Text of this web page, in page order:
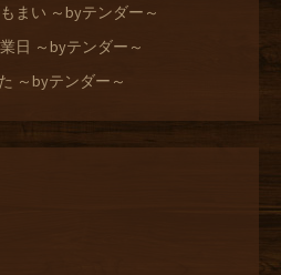
まい ～byテンダー～
日 ～byテンダー～
～byテンダー～